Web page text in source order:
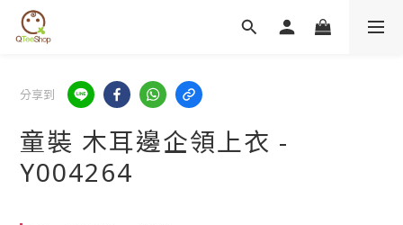
分享到
童裝 木耳邊企領上衣 -
Y004264